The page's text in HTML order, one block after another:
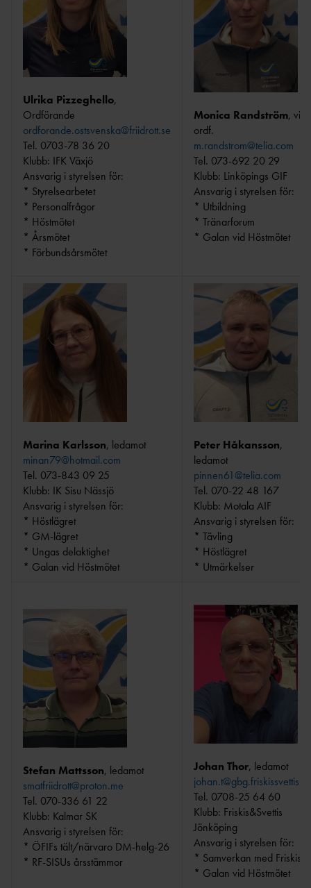
TÄVLINGSBESTÄMMELSER
GÖTALANDSMÄSTERS
KAP
LAG-UDM 13+17
ÅR
FRIIDROTTSCUPEN 11
ÅR
LÄNSMÄSTERSK
AP
ARRANGÖRSHJ
ÄLP
FUNKTIONÄR
RESULTAT/STATIST
LÄGER
PROJEKT WOODLAND
TRAIL
LÖRDAGSTRÄNINGAR I
VÄXJÖ
15 TRÄNINGSPASS FÖR NYA
BARNGRUPPER
UTVECKLINGSOMRÅD
EN
PARAFRIIDRO
TT
TRYGG FRIIDROTT -
TRYGG FRIIDROTT -
SPELREGLER
FRIIDROTT OCH STUDIER INOM
ÖSTSVENSKA
GYMNASTIET - RIG &
UNIVERSITET/HÖGSKOLA - RIU &
ELV
UTMÄRKELS
ER
DOKUMENT/ARK
IV
MÖTEN,
PROTOKOLL
NYHETSBRE
V
ÅRSHJUL
ÖSTSVENSKA
Ulrika Pizzeghello,
Ordförande
ordforande.ostsvenska@friidrott.se
Tel. 0703-78 36 20
Klubb: IFK Växjö
Ansvarig i styrelsen för:
* Styrelsearbetet
* Personalfrågor
* Höstmötet
* Årsmötet
* Förbundsårsmötet
Monica Randström, vice
ordf.
m.randstrom@telia.com
Tel. 073-692 20 29
Klubb: Linköpings GIF
Ansvarig i styrelsen för:
* Utbildning
* Tränarforum
* Galan vid Höstmötet
Marina Karlsson, ledamot
minan79@hotmail.com
Tel. 073-843 09 25
Klubb: IK Sisu Nässjö
Ansvarig i styrelsen för:
* Höstlägret
* GM-lägret
* Ungas delaktighet
* Galan vid Höstmötet
Peter Håkansson,
ledamot
pinnen61@telia.com
Tel. 070-22 48 167
Klubb: Motala AIF
Ansvarig i styrelsen för:
* Tävling
* Höstlägret
* Utmärkelser
Stefan Mattsson, ledamot
smatfriidrott@proton.me
Tel. 070-336 61 22
Klubb: Kalmar SK
Ansvarig i styrelsen för:
* ÖFIFs tält/närvaro DM-helg-26
* RF-SISUs årsstämmor
Johan Thor, ledamot
johan.t@gbg.friskissvettis.se
Tel. 0708-25 64 60
Klubb: Friskis&Svettis
Jönköping
Ansvarig i styrelsen för:
* Samverkan med Friskis
* Galan vid Höstmötet